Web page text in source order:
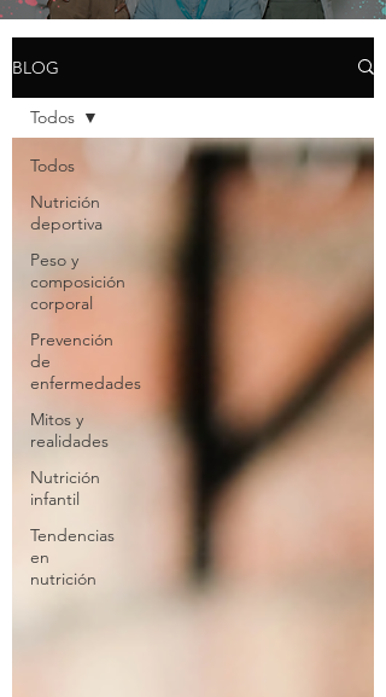
BLOG
Todos
Nutrición
deportiva
Peso y
composición
corporal
Prevención
de
enfermedades
Mitos y
realidades
Nutrición
infantil
Tendencias
en
nutrición
Todos